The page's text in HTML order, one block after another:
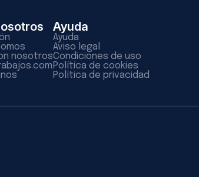
nosotros
Ayuda
Ayuda
Aviso legal
Condiciones de uso
Política de cookies
Política de privacidad